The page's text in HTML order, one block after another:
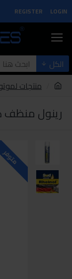
LOGIN
REGISTER
الكل
منتجات
رينول منظف
متوفر